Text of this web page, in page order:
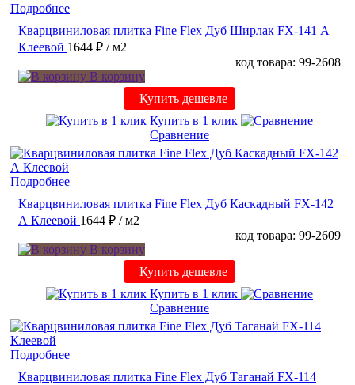
Подробнее
Кварцвиниловая плитка Fine Flex Дуб Ширлак FX-141 А
Клеевой 1644 ₽ / м2
код товара: 99-2608
В корзину
Купить дешевле
Купить в 1 клик
Сравнение
Подробнее
Кварцвиниловая плитка Fine Flex Дуб Каскадный FX-142
А Клеевой 1644 ₽ / м2
код товара: 99-2609
В корзину
Купить дешевле
Купить в 1 клик
Сравнение
Подробнее
Кварцвиниловая плитка Fine Flex Дуб Таганай FX-114